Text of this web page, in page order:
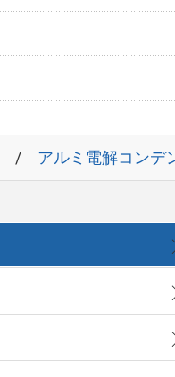
アルミ電解コンデ